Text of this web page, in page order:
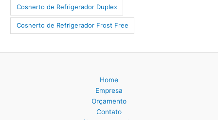
Cosnerto de Refrigerador Duplex
Cosnerto de Refrigerador Frost Free
Home
Empresa
Orçamento
Contato